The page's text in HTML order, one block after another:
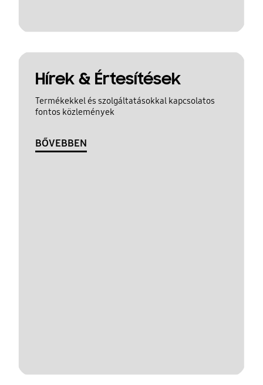
Hírek & Értesítések
Termékekkel és szolgáltatásokkal kapcsolatos
fontos közlemények
BŐVEBBEN